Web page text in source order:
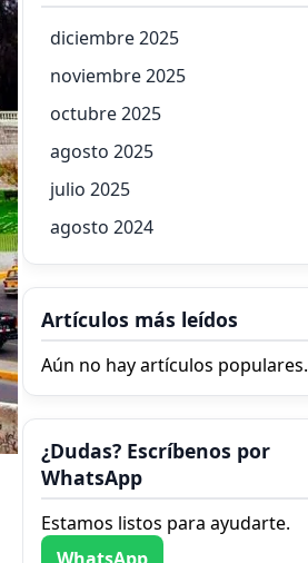
diciembre 2025
noviembre 2025
octubre 2025
agosto 2025
julio 2025
agosto 2024
Artículos más leídos
Aún no hay artículos populares.
¿Dudas? Escríbenos por
WhatsApp
Estamos listos para ayudarte.